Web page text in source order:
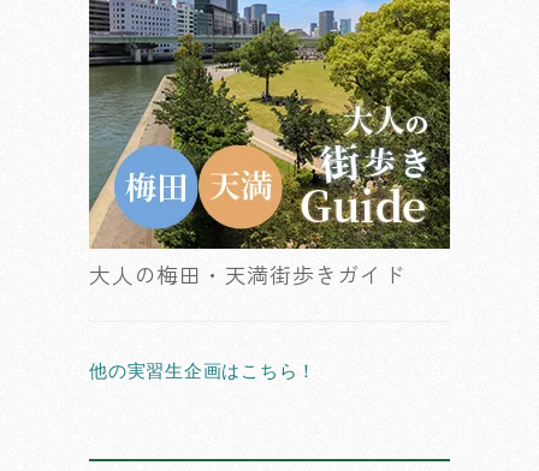
大人の梅田・天満街歩きガイド
他の実習生企画はこちら！